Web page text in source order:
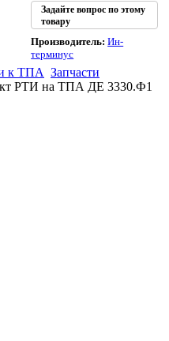
Задайте вопрос по этому
товару
Производитель:Ин-
терминус
к ТПА Запчасти
РТИ на ТПА ДЕ 3330.Ф1